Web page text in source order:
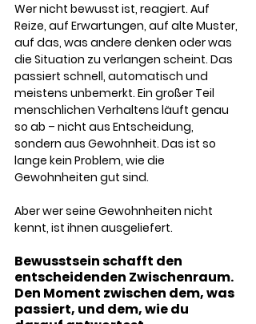
Wer nicht bewusst ist, reagiert. Auf
Reize, auf Erwartungen, auf alte Muster,
auf das, was andere denken oder was
die Situation zu verlangen scheint. Das
passiert schnell, automatisch und
meistens unbemerkt. Ein großer Teil
menschlichen Verhaltens läuft genau
so ab – nicht aus Entscheidung,
sondern aus Gewohnheit. Das ist so
lange kein Problem, wie die
Gewohnheiten gut sind.
Aber wer seine Gewohnheiten nicht
kennt, ist ihnen ausgeliefert.
Bewusstsein schafft den
entscheidenden Zwischenraum.
Den Moment zwischen dem, was
passiert, und dem, wie du